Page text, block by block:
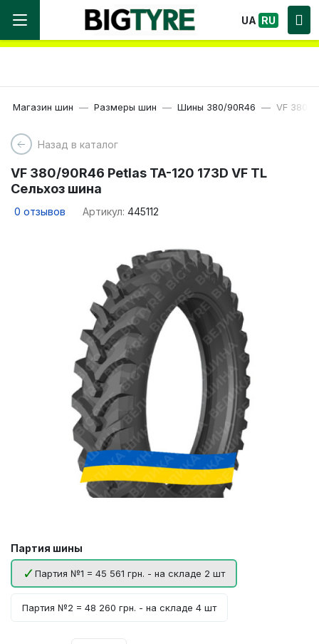
Мы работаем! Большой выбор Шин, быстрая
доставка по Украине!
UA RU
Магазин шин Размеры шин Шины 380/90R46 VF 380/
Назад в каталог
VF 380/90R46 Petlas TA-120 173D VF TL
Сельхоз шина
0 отзывов Артикул: 445112
Партия шины
Партия №1 = 45 561 грн. - на складе 2 шт
Партия №2 = 48 260 грн. - на складе 4 шт